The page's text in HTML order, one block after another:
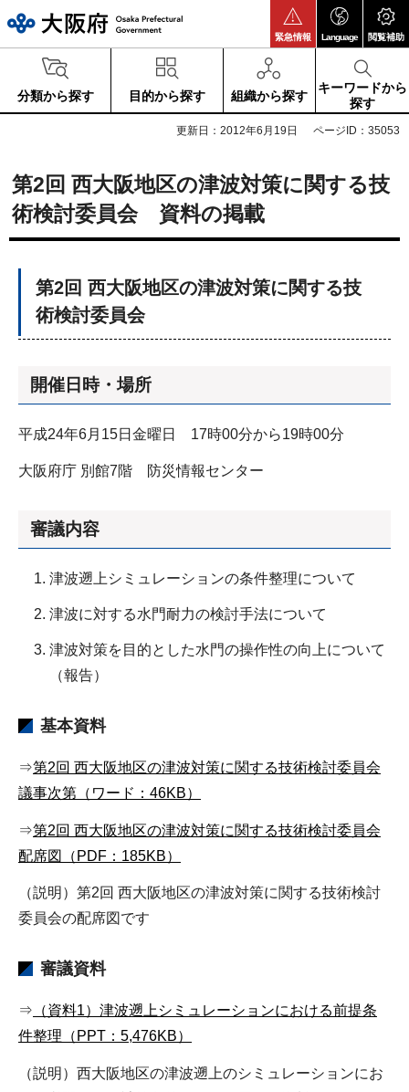
緊急情報 Language 閲覧補助
分類から探す 目的から探す 組織から探す
キーワードから
探す
更新日：2012年6月19日 ページID：35053
第2回 西大阪地区の津波対策に関する技
術検討委員会 資料の掲載
第2回 西大阪地区の津波対策に関する技
術検討委員会
開催日時・場所
平成24年6月15日金曜日 17時00分から19時00分
大阪府庁 別館7階 防災情報センター
審議内容
津波遡上シミュレーションの条件整理について
津波に対する水門耐力の検討手法について
津波対策を目的とした水門の操作性の向上について
（報告）
基本資料
⇒第2回 西大阪地区の津波対策に関する技術検討委員会
議事次第（ワード：46KB）
⇒第2回 西大阪地区の津波対策に関する技術検討委員会
配席図（PDF：185KB）
（説明）第2回 西大阪地区の津波対策に関する技術検討
委員会の配席図です
審議資料
⇒ （資料1）津波遡上シミュレーションにおける前提条
件整理（PPT：5,476KB）
（説明）西大阪地区の津波遡上のシミュレーションにお